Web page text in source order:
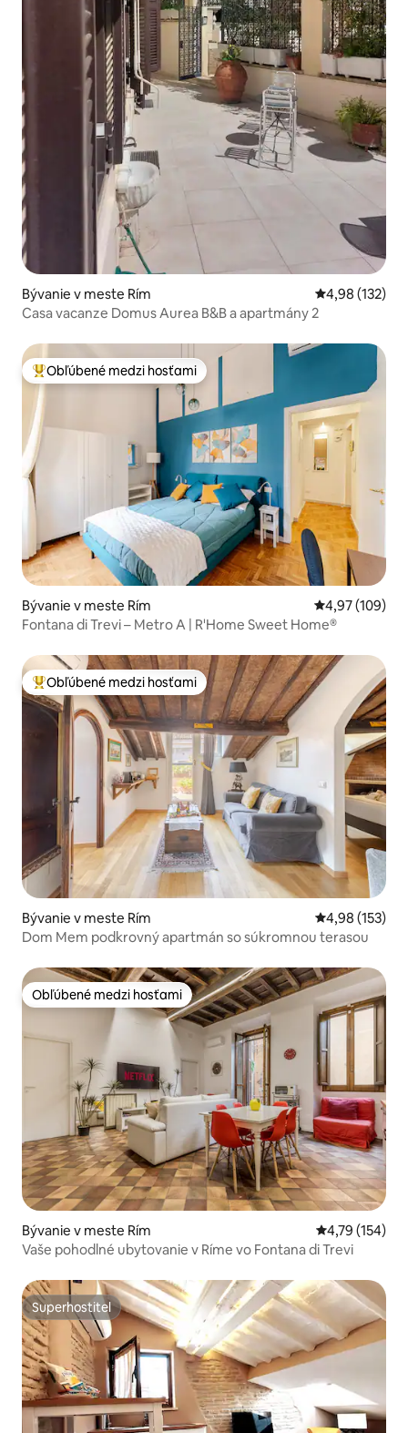
Bývanie v meste Rím Priemerné
4,98 (132)
Casa vacanze Domus Aurea B&B a apartmány 2
Najobľúbenejšie medzi hosťami
Obľúbené medzi hosťami
Bývanie v meste Rím Priemerné
4,97 (109)
Fontana di Trevi – Metro A | R'Home Sweet Home®
Najobľúbenejšie medzi hosťami
Obľúbené medzi hosťami
Bývanie v meste Rím Priemerné
4,98 (153)
Dom Mem podkrovný apartmán so súkromnou terasou
Obľúbené medzi hosťami
Obľúbené medzi hosťami
Bývanie v meste Rím Priemerné
4,79 (154)
Vaše pohodlné ubytovanie v Ríme vo Fontana di Trevi
Superhostiteľ
Superhostiteľ